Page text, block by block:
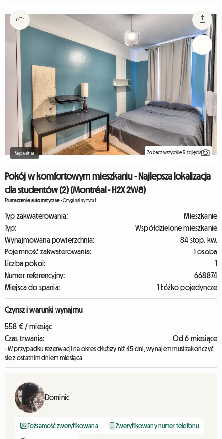
Sypialnia Zobacz wszystkie 5 zdjęcia
Pokój w komfortowym mieszkaniu - Najlepsza lokalizacja
dla studentów (2) (Montréal - H2X 2W8)
Tłumaczenie automatyczne-Oryginalny tytuł
Typ zakwaterowania:
Mieszkanie
Typ:
Współdzielone mieszkanie
Wynajmowana powierzchnia:
84 stop. kw.
Pojemność zakwaterowania:
1 osoba
Liczba pokoi:
1
Numer referencyjny:
668874
Miejsca do spania:
1 Łóżko pojedyncze
Czynsz i warunki wynajmu
558 € / miesiąc
Czas trwania:
Od 6 miesiące
- W przypadku rezerwacji na okres dłuższy niż 45 dni, wynajem musi zakończyć
się z ostatnim dniem miesiąca.
Dominic
Tożsamość zweryfikowana Zweryfikowany numer telefonu